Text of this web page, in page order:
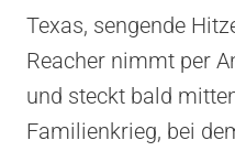
Texas, sengende
Reacher nimmt per
und steckt bald
Familienkrieg, bei